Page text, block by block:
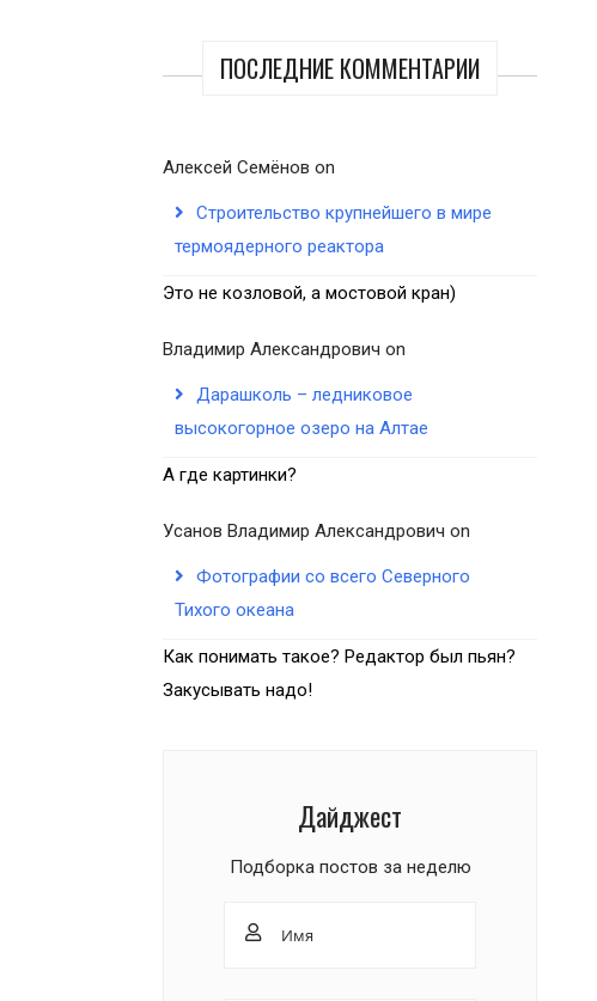
ПОСЛЕДНИЕ КОММЕНТАРИИ
Алексей Семёнов on
Строительство крупнейшего в мире
термоядерного реактора
Это не козловой, а мостовой кран)
Владимир Александрович on
Дарашколь – ледниковое
высокогорное озеро на Алтае
А где картинки?
Усанов Владимир Александрович on
Фотографии со всего Северного
Тихого океана
Как понимать такое? Редактор был пьян?
Закусывать надо!
Дайджест
Подборка постов за неделю